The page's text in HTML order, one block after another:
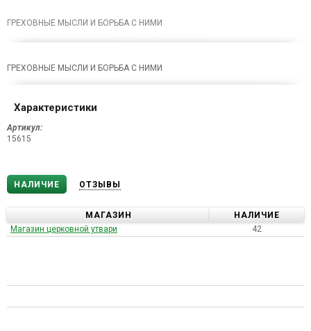
ГРЕХОВНЫЕ МЫСЛИ И БОРЬБА С НИМИ
ГРЕХОВНЫЕ МЫСЛИ И БОРЬБА С НИМИ
Характеристики
Артикул:
15615
НАЛИЧИЕ ОТЗЫВЫ
МАГАЗИН
НАЛИЧИЕ
Магазин церковной утвари
42